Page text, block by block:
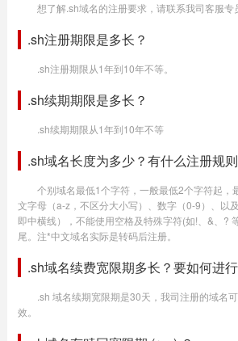
想了解.sh域名的注册要求，请联系我司客服专
.sh注册期限是多长？
.sh注册期限从1年到10年不等。
.sh续期期限是多长？
.sh续期期限从1年到10年不等
.sh域名长度为多少？有什么注册规
个别域名最低1个字符，一般最低2个字符起，
文字母（a-z，不区分大小写）、数字（0-9）、以
即中横线），不能使用空格及特殊字符(如!、&、?
尾。注*中文域名实际是转码后注册。
.sh域名续费宽限期多长？要如何进
.sh 域名续期宽限期是30天，我司注册的域名
效。